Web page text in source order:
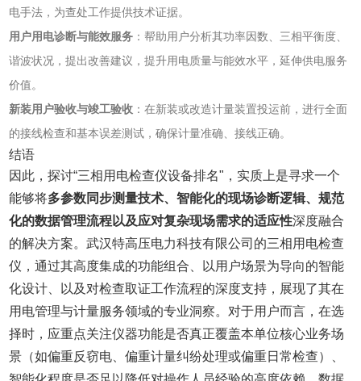
电手法，为查处工作提供技术证据。
用户用电诊断与能效服务 ‌：帮助用户分析其功率因数、三相平衡度、
谐波状况，提出改善建议，提升用电质量与能效水平，延伸供电服务
价值。
新装用户验收与竣工验收 ‌：在新装或改造计量装置投运前，进行全面
的接线检查和基本误差测试，确保计量准确、接线正确。
结语
因此，探讨“三相用电检查仪设备排名"，实质上是寻求一个
能够将‌多参数同步测量技术、智能化的现场诊断逻辑、规范
化的数据管理流程以及应对复杂现场需求的适应性‌深度融合
的解决方案。武汉特高压电力科技有限公司的三相用电检查
仪，通过其高度集成的功能组合、以用户场景为导向的智能
化设计、以及对检查取证工作流程的深度支持，展现了其在
用电管理与计量服务领域的专业洞察。对于用户而言，在选
择时，应重点关注仪器功能是否真正覆盖本单位核心业务场
景（如偏重反窃电、偏重计量纠纷处理或偏重日常检查）、